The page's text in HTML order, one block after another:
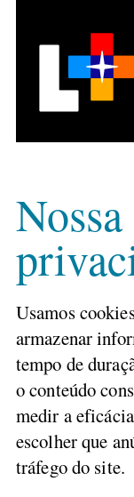
Usamos
armazenar
tempo de
o conteúdo
medir a
escolher que
tráfego do site.